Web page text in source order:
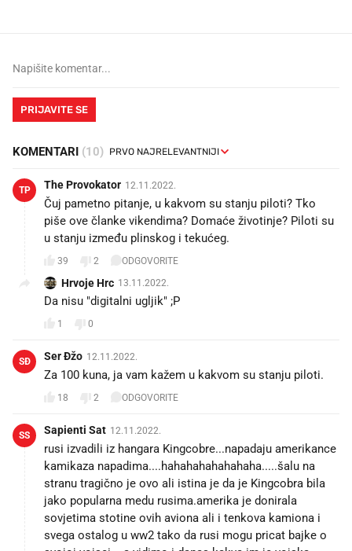
PRIJAVITE SE
KOMENTARI (10)
TP The Provokator 12.11.2022.
Čuj pametno pitanje, u kakvom su stanju piloti? Tko
piše ove članke vikendima? Domaće životinje? Piloti su
u stanju između plinskog i tekućeg.
39 2 ODGOVORITE
Hrvoje Hrc 13.11.2022.
Da nisu "digitalni ugljik" ;P
1 0
SĐ Ser Đžo 12.11.2022.
Za 100 kuna, ja vam kažem u kakvom su stanju piloti.
18 2 ODGOVORITE
SS Sapienti Sat 12.11.2022.
rusi izvadili iz hangara Kingcobre...napadaju amerikance
kamikaza napadima....hahahahahahahaha.....šalu na
stranu tragično je ovo ali istina je da je Kingcobra bila
jako popularna medu rusima.amerika je donirala
sovjetima stotine ovih aviona ali i tenkova kamiona i
svega ostalog u ww2 tako da rusi mogu pricat bajke o